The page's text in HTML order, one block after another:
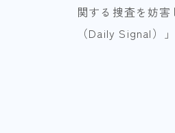
関する捜査を妨
（Daily Signal）